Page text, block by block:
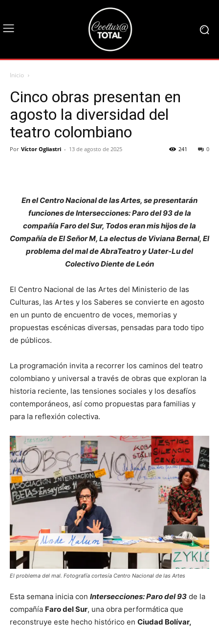
Inicio
Cinco obras presentan en
agosto la diversidad del
teatro colombiano
Por Víctor Ogliastri - 13 de agosto de 2025 0
241
En el Centro Nacional de las Artes, se presentarán
funciones de Intersecciones: Paro del 93 de la
compañía Faro del Sur, Todos eran mis hijos de la
Compañía de El Señor M, La electus de Viviana Bernal, El
problema del mal de AbraTeatro y Uater-Lu del
Colectivo Diente de León
El Centro Nacional de las Artes del Ministerio de las
Culturas, las Artes y los Saberes se convierte en agosto
en un punto de encuentro de voces, memorias y
propuestas escénicas diversas, pensadas para todo tipo
de públicos.
La programación invita a recorrer los caminos del teatro
colombiano y universal a través de obras que exploran la
historia reciente, las tensiones sociales y los desafíos
contemporáneos, así como propuestas para familias y
para la reflexión colectiva.
El problema del mal. Fotografía cortesía Centro Nacional de las Artes
Esta semana inicia con Intersecciones: Paro del 93 de la
compañía Faro del Sur, una obra performática que
reconstruye este hecho histórico en Ciudad Bolívar,